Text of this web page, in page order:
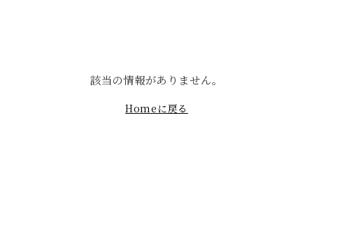
該当の情報がありません。
Homeに戻る